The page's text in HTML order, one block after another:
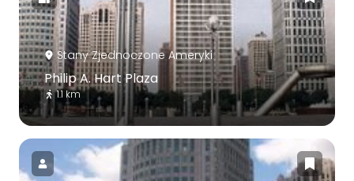
Stany Zjednoczone Ameryki
Philip A. Hart Plaza
1.1 km